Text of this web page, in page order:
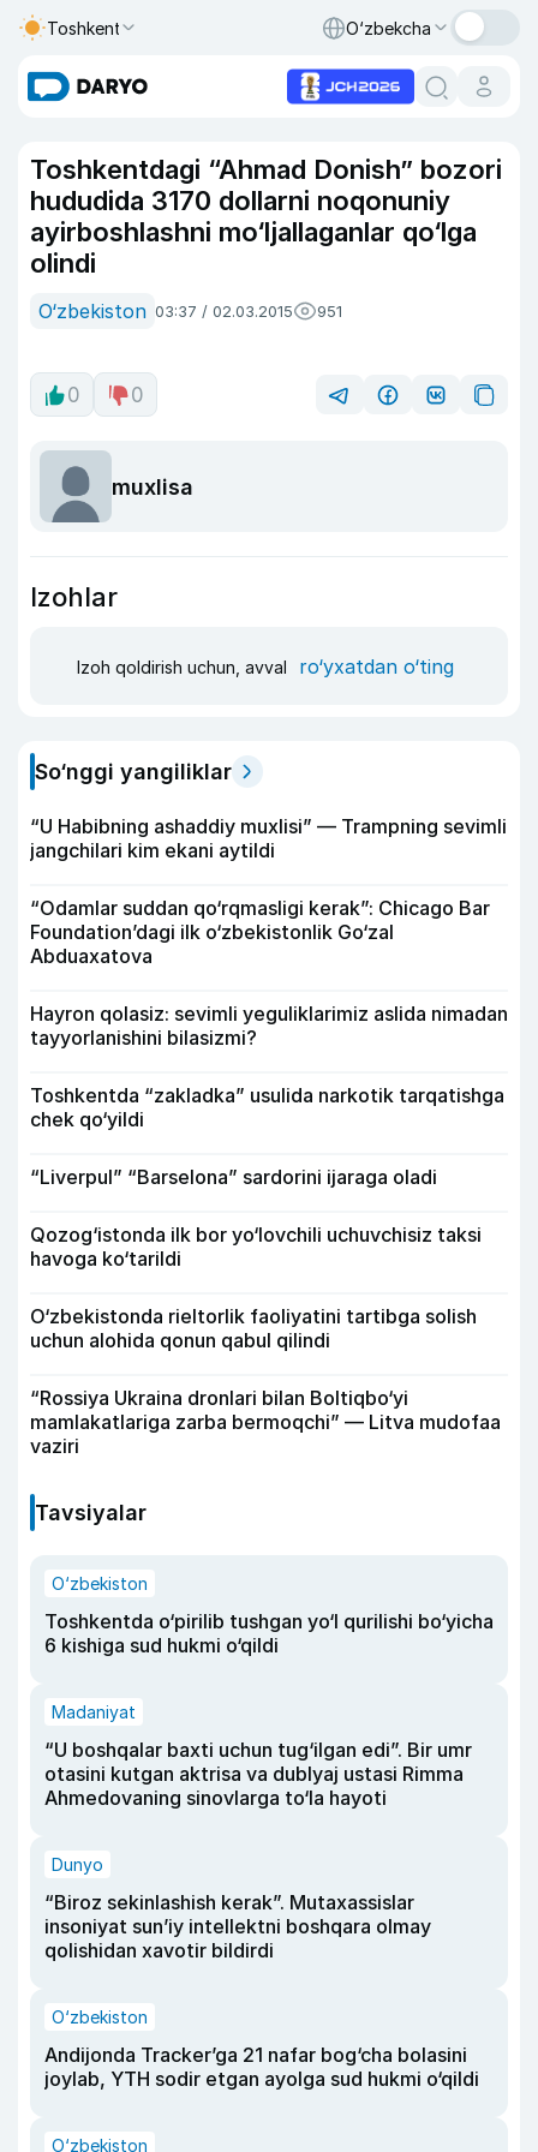
Toshkent O‘zbekcha
Toshkentdagi “Ahmad Donish” bozori
hududida 3170 dollarni noqonuniy
ayirboshlashni mo‘ljallaganlar qo‘lga
olindi
O‘zbekiston 03:37 / 02.03.2015 951
0 0
muxlisa
Izohlar
Izoh qoldirish uchun, avval ro‘yxatdan o‘ting
So‘nggi yangiliklar
“U Habibning ashaddiy muxlisi” — Trampning sevimli
jangchilari kim ekani aytildi
“Odamlar suddan qo‘rqmasligi kerak”: Chicago Bar
Foundation’dagi ilk o‘zbekistonlik Go‘zal
Abduaxatova
Hayron qolasiz: sevimli yeguliklarimiz aslida nimadan
tayyorlanishini bilasizmi?
Toshkentda “zakladka” usulida narkotik tarqatishga
chek qo‘yildi
“Liverpul” “Barselona” sardorini ijaraga oladi
Qozog‘istonda ilk bor yo‘lovchili uchuvchisiz taksi
havoga ko‘tarildi
O‘zbekistonda rieltorlik faoliyatini tartibga solish
uchun alohida qonun qabul qilindi
“Rossiya Ukraina dronlari bilan Boltiqbo‘yi
mamlakatlariga zarba bermoqchi” — Litva mudofaa
vaziri
Tavsiyalar
O‘zbekiston
Toshkentda o‘pirilib tushgan yo‘l qurilishi bo‘yicha
6 kishiga sud hukmi o‘qildi
Madaniyat
“U boshqalar baxti uchun tug‘ilgan edi”. Bir umr
otasini kutgan aktrisa va dublyaj ustasi Rimma
Ahmedovaning sinovlarga to‘la hayoti
Dunyo
“Biroz sekinlashish kerak”. Mutaxassislar
insoniyat sun’iy intellektni boshqara olmay
qolishidan xavotir bildirdi
O‘zbekiston
Andijonda Tracker’ga 21 nafar bog‘cha bolasini
joylab, YTH sodir etgan ayolga sud hukmi o‘qildi
O‘zbekiston